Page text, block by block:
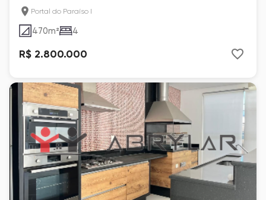
Portal do Paraíso I
470m² 4
R$ 2.800.000